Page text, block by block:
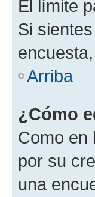
El límite
Si
Arriba
¿Cómo
Como en
por su
una